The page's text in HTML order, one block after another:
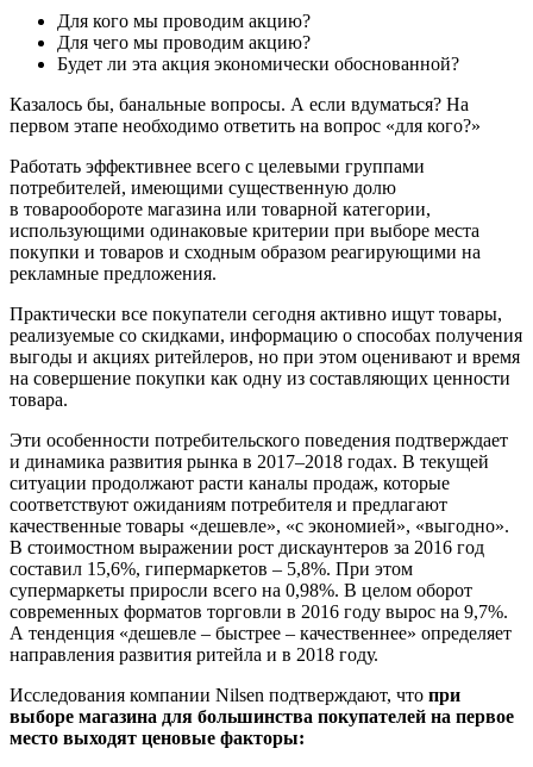
Для кого мы проводим акцию?
Для чего мы проводим акцию?
Будет ли эта акция экономически обоснованной?
Казалось бы, банальные вопросы. А если вдуматься? На
первом этапе необходимо ответить на вопрос «для кого?»
Работать эффективнее всего с целевыми группами
потребителей, имеющими существенную долю
в товарообороте магазина или товарной категории,
использующими одинаковые критерии при выборе места
покупки и товаров и сходным образом реагирующими на
рекламные предложения.
Практически все покупатели сегодня активно ищут товары,
реализуемые со скидками, информацию о способах получения
выгоды и акциях ритейлеров, но при этом оценивают и время
на совершение покупки как одну из составляющих ценности
товара.
Эти особенности потребительского поведения подтверждает
и динамика развития рынка в ­2017–2018 годах. В текущей
ситуации продолжают расти каналы продаж, которые
соответствуют ожиданиям потребителя и предлагают
качественные товары «дешевле», «с экономией», «выгодно».
В стоимостном выражении рост дискаунтеров за 2016 год
составил 15,6%, гипермаркетов – 5,8%. При этом
супермаркеты приросли всего на 0,98%. В целом оборот
современных форматов торговли в 2016 году вырос на 9,7%.
А тенденция «дешевле – быстрее – качественнее» определяет
направления развития ритейла и в 2018 году.
Исследования компании Nilsen подтверждают, что при
выборе магазина для большинства покупателей на первое
место выходят ценовые факторы: